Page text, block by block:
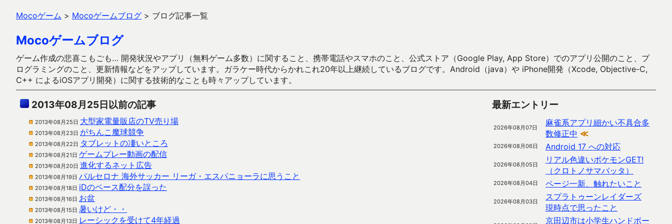
Mocoゲーム > Mocoゲームブログ > ブログ記事一覧
Mocoゲームブログ
ゲーム作成の悲喜こもごも… 開発状況やアプリ（無料ゲーム多数）に関すること、携帯電話やスマホのこと、公式ストア（Google Play, App Store）でのアプリ公開のこと、プ
ログラミングのこと、更新情報などをアップしています。ガラケー時代からかれこれ20年以上継続しているブログです。Android（java）や iPhone開発（Xcode, Objective-C,
C++ によるiOSアプリ開発）に関する技術的なことも時々アップしています。
2013年08月25日以前の記事
2013年08月25日 大型家電量販店のTV売り場
2013年08月23日 がちんこ魔球競争
2013年08月22日 タブレットの凄いところ
2013年08月21日 ゲームプレー動画の配信
2013年08月20日 進化するネット広告
2013年08月19日 バルセロナ 海外サッカー リーガ・エスパニョーラに思うこと
2013年08月18日 iDのペース配分を誤った
2013年08月16日 お盆
2013年08月15日 暑いけど・・
2013年08月13日 レーシックを受けて4年経過
最新エントリー
2026年08月07日
麻雀系アプリ細かい不具合多
数修正中 ≪
2026年08月06日 Android 17 への対応
2026年08月05日
リアル色違いポケモンGET!
（クロトノサマバッタ）
2026年08月04日 ページ一新、触れたいこと
2026年08月03日
スプラトゥーンレイダーズ
現時点で思ったこと
京田辺市は小学生ハンドボー